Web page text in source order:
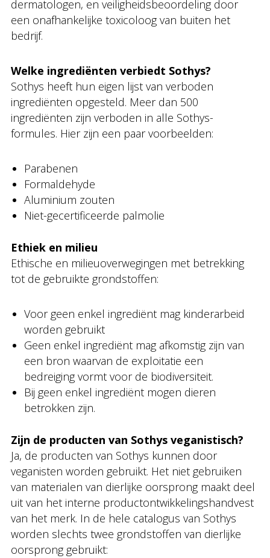
dermatologen, en veiligheidsbeoordeling door
een onafhankelijke toxicoloog van buiten het
bedrijf.
Welke ingrediënten verbiedt Sothys?
Sothys heeft hun eigen lijst van verboden
ingrediënten opgesteld. Meer dan 500
ingrediënten zijn verboden in alle Sothys-
formules. Hier zijn een paar voorbeelden:
Parabenen
Formaldehyde
Aluminium zouten
Niet-gecertificeerde palmolie
Ethiek en milieu
Ethische en milieuoverwegingen met betrekking
tot de gebruikte grondstoffen:
Voor geen enkel ingrediënt mag kinderarbeid
worden gebruikt
Geen enkel ingrediënt mag afkomstig zijn van
een bron waarvan de exploitatie een
bedreiging vormt voor de biodiversiteit.
Bij geen enkel ingrediënt mogen dieren
betrokken zijn.
Zijn de producten van Sothys veganistisch?
Ja, de producten van Sothys kunnen door
veganisten worden gebruikt. Het niet gebruiken
van materialen van dierlijke oorsprong maakt deel
uit van het interne productontwikkelingshandvest
van het merk. In de hele catalogus van Sothys
worden slechts twee grondstoffen van dierlijke
oorsprong gebruikt: